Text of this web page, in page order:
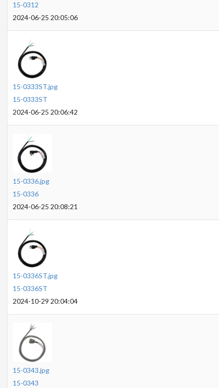
15-0312
2024-06-25 20:05:06
15-0333ST.jpg
15-0333ST
2024-06-25 20:06:42
15-0336.jpg
15-0336
2024-06-25 20:08:21
15-0336ST.jpg
15-0336ST
2024-10-29 20:04:04
15-0343.jpg
15-0343